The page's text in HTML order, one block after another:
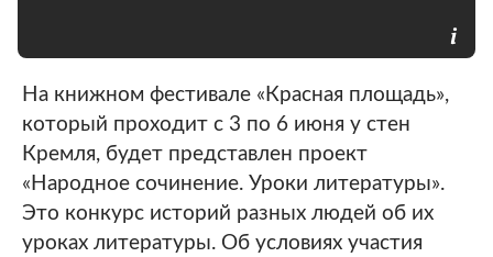
На книжном фестивале «Красная площадь»,
который проходит с 3 по 6 июня у стен
Кремля, будет представлен проект
«Народное сочинение. Уроки литературы».
Это конкурс историй разных людей об их
уроках литературы. Об условиях участия